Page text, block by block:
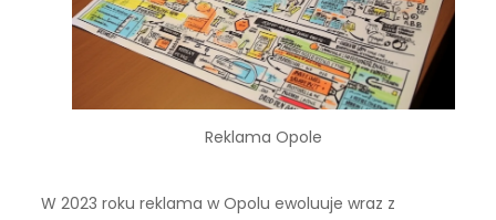
Reklama Opole
W 2023 roku reklama w Opolu ewoluuje wraz z